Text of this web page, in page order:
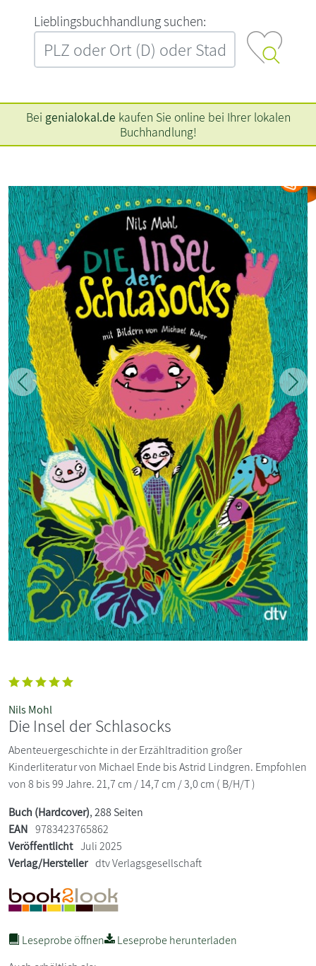
L‍i‍e‍b‍l‍i‍n‍g‍s‍b‍u‍c‍h‍h‍a‍n‍d‍l‍u‍n‍g‍ ‍s‍u‍c‍h‍e‍n‍:‍
Bei genialokal.de kaufen Sie online bei Ihrer lokalen
Buchhandlung!
Zurück
Nils Mohl
Die Insel der Schlasocks
Abenteuergeschichte in der Erzähltradition großer
Kinderliteratur von Michael Ende bis Astrid Lindgren. Empfohlen
von 8 bis 99 Jahre. 21,7 cm / 14,7 cm / 3,0 cm ( B/H/T )
Buch (Hardcover), 288 Seiten
EAN 9783423765862
Veröffentlicht Juli 2025
Verlag/Hersteller dtv Verlagsgesellschaft
Leseprobe öffnen
Leseprobe herunterladen